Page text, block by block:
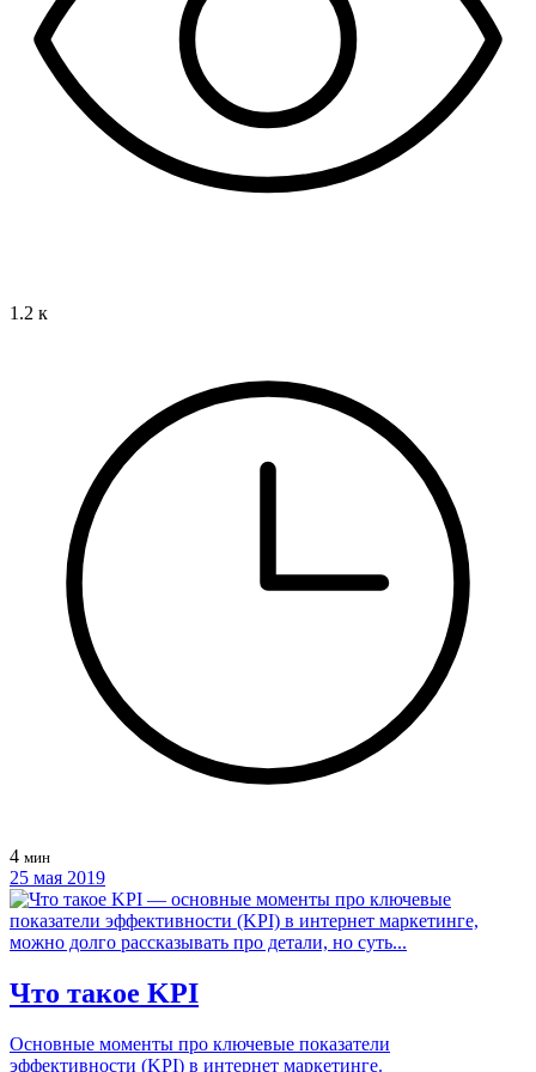
1.2 к
4 мин
25 мая 2019
Что такое KPI
Основные моменты про ключевые показатели
эффективности (KPI) в интернет маркетинге.